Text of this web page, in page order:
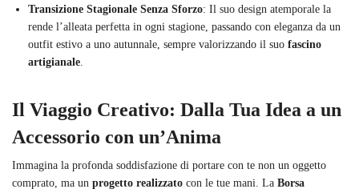
Transizione Stagionale Senza Sforzo: Il suo design atemporale la
rende l’alleata perfetta in ogni stagione, passando con eleganza da un
outfit estivo a uno autunnale, sempre valorizzando il suo fascino
artigianale.
Il Viaggio Creativo: Dalla Tua Idea a un
Accessorio con un’Anima
Immagina la profonda soddisfazione di portare con te non un oggetto
comprato, ma un progetto realizzato con le tue mani. La Borsa